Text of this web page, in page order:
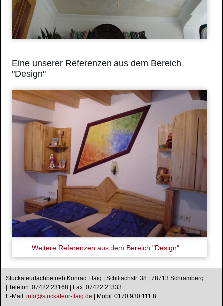
Stuck-Rosetten
Referenzen
Hausnummern
Design
Stuckdecken
Spachteltechnik & Wischtechnik
Wissenswertes
Energetische Sanierung
Förderprogramme
Richtiges Lüften
Aussenanlage / Sockel-Wandanschluss
Kontakt
Anfahrtsweg
Impressum
Eine unserer Referenzen aus dem Bereich
"Design"
Weitere Referenzen aus dem Bereich "Design" ...
Stuckateurfachbetrieb Konrad Flaig | Schiltachstr. 38 | 78713 Schramberg
| Telefon: 07422 23168 | Fax: 07422 21333 |
E-Mail: info@stuckateur-flaig.de Mobil: 0170 930 111 8